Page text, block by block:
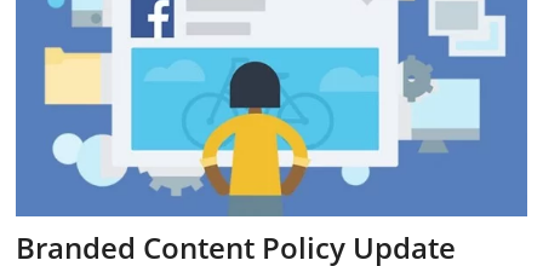
Branded Content Policy Update